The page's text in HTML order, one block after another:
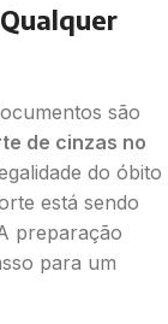
são
de cinzas no
do óbito
está sendo
preparação
para um